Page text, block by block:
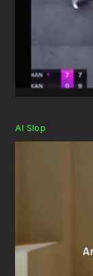
AI Slop